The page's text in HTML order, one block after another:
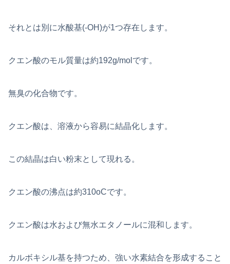
それとは別に水酸基(-OH)が1つ存在します。
クエン酸のモル質量は約192g/molです。
無臭の化合物です。
クエン酸は、溶液から容易に結晶化します。
この結晶は白い粉末として現れる。
クエン酸の沸点は約310oCです。
クエン酸は水および無水エタノールに混和します。
カルボキシル基を持つため、強い水素結合を形成すること